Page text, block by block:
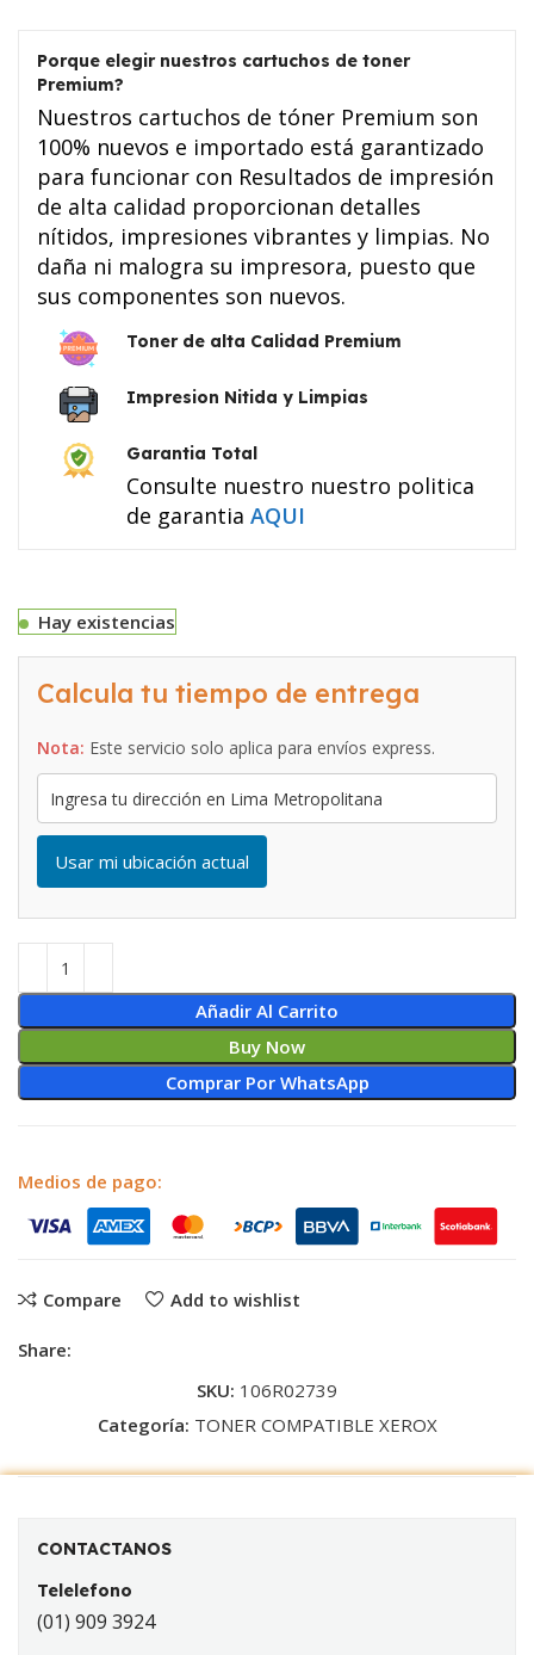
Porque elegir nuestros cartuchos de toner
Premium?
Nuestros cartuchos de tóner Premium son
100% nuevos e importado está garantizado
para funcionar con Resultados de impresión
de alta calidad proporcionan detalles
nítidos, impresiones vibrantes y limpias. No
daña ni malogra su impresora, puesto que
sus componentes son nuevos.
Toner de alta Calidad Premium
Impresion Nitida y Limpias
Garantia Total
Consulte nuestro nuestro politica
de garantia AQUI
Hay existencias
Calcula tu tiempo de entrega
Nota: Este servicio solo aplica para envíos express.
Usar mi ubicación actual
Añadir Al Carrito
Buy Now
Comprar Por WhatsApp
Medios de pago:
Compare Add to wishlist
Share:
SKU: 106R02739
Categoría: TONER COMPATIBLE XEROX
CONTACTANOS
Telelefono
(01) 909 3924